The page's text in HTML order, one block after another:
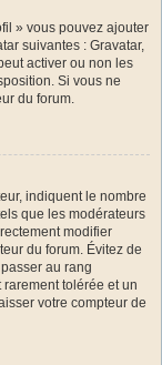
» vous pouvez ajouter
suivantes : Gravatar,
activer ou non les
Si vous ne
du forum.
indiquent le nombre
que les modérateurs
modifier
du forum. Évitez de
au rang
tolérée et un
votre compteur de